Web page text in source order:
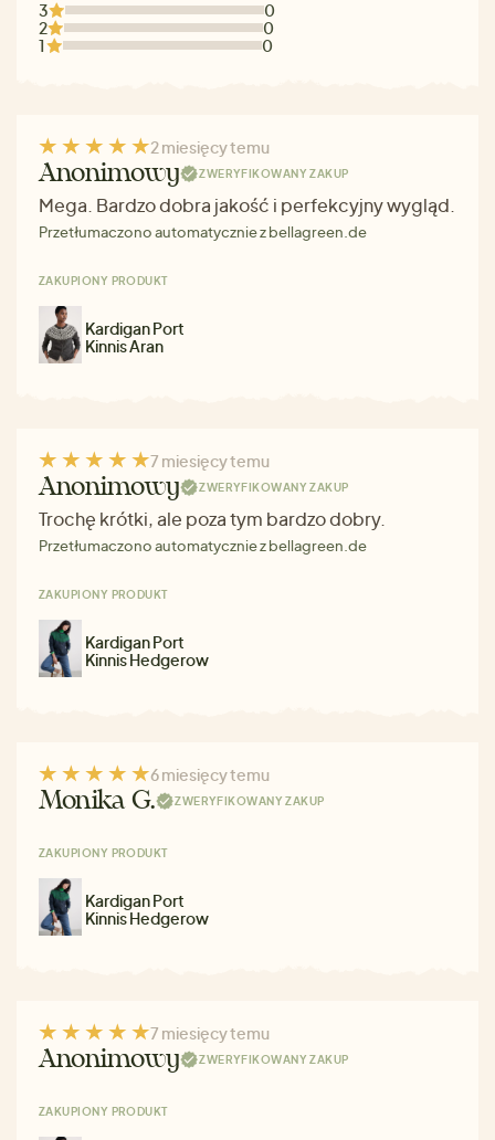
3
0
2
0
1
0
2 miesięcy temu
Anonimowy ZWERYFIKOWANY ZAKUP
Mega. Bardzo dobra jakość i perfekcyjny wygląd.
Przetłumaczono automatycznie z bellagreen.de
ZAKUPIONY PRODUKT
Kardigan Port
Kinnis Aran
7 miesięcy temu
Anonimowy ZWERYFIKOWANY ZAKUP
Trochę krótki, ale poza tym bardzo dobry.
Przetłumaczono automatycznie z bellagreen.de
ZAKUPIONY PRODUKT
Kardigan Port
Kinnis Hedgerow
6 miesięcy temu
Monika G. ZWERYFIKOWANY ZAKUP
ZAKUPIONY PRODUKT
Kardigan Port
Kinnis Hedgerow
7 miesięcy temu
Anonimowy ZWERYFIKOWANY ZAKUP
ZAKUPIONY PRODUKT